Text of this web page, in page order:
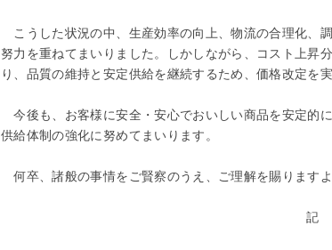
こうした状況の中、生産効率の向上、物流の合理化、
努力を重ねてまいりました。しかしながら、コスト上昇
り、品質の維持と安定供給を継続するため、価格改定を
今後も、お客様に安全・安心でおいしい商品を安定的
供給体制の強化に努めてまいります。
何卒、諸般の事情をご賢察のうえ、ご理解を賜りますよ
記